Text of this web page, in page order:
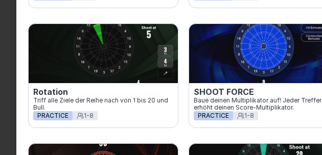
Rotation
Triff alle Ziele der Reihe nach von 1 bis 20 und
Bull.
PRACTICE
1-8
SHOOT FORCE
Baue deinen Multiplikator auf! Jeder Treffer
erhöht deinen Score-Multiplikator.
PRACTICE
1-8